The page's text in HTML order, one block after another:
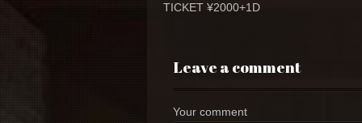
TICKET ¥2000+1D
Leave a comment
Your comment